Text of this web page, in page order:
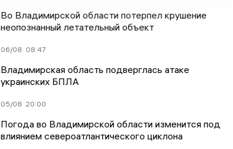
Во Владимирской области потерпел крушение
неопознанный летательный объект
06/08 08:47
Владимирская область подверглась атаке
украинских БПЛА
05/08 20:00
Погода во Владимирской области изменится под
влиянием североатлантического циклона